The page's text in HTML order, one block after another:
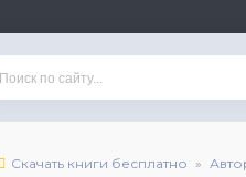
Скачать книги бесплатно